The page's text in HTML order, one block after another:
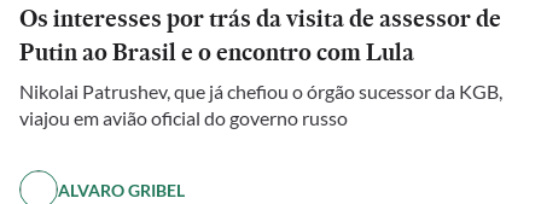
Os interesses por trás da visita de assessor de
Putin ao Brasil e o encontro com Lula
Nikolai Patrushev, que já chefiou o órgão sucessor da KGB,
viajou em avião oficial do governo russo
ALVARO GRIBEL